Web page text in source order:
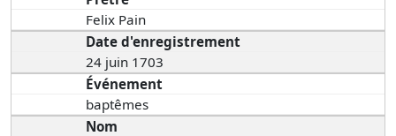
Felix Pain
Date d'enregistrement
24 juin 1703
Événement
baptêmes
Nom